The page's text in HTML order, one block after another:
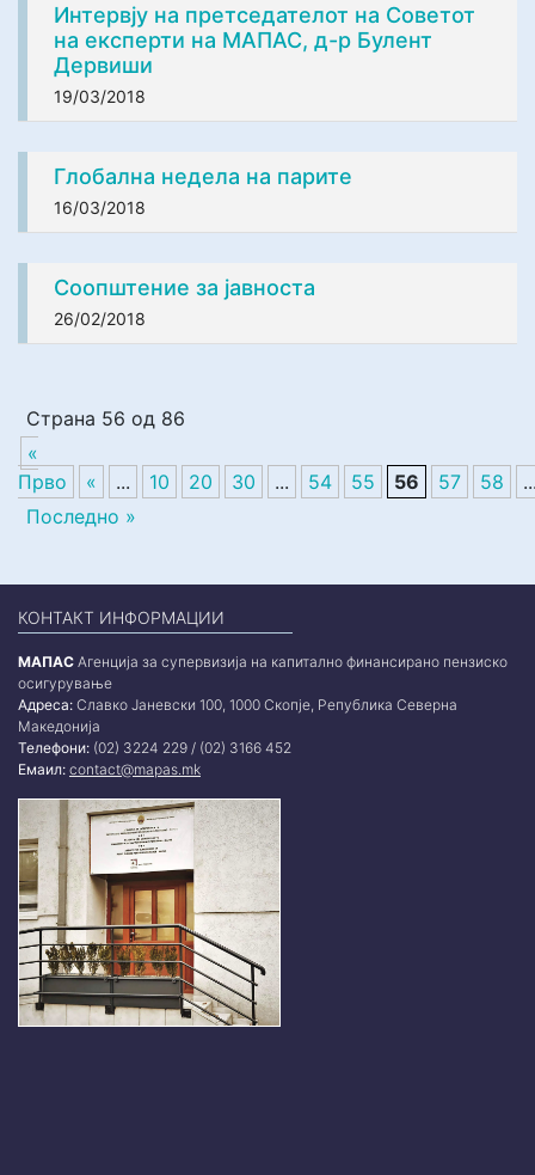
Интервју на претседателот на Советот
на експерти на МАПАС, д-р Булент
Дервиши
19/03/2018
Глобална недела на парите
16/03/2018
Соопштение за јавноста
26/02/2018
Страна 56 од 86
«
Прво
« ... 10 20 30 ... 54 55 56 57 58
Последно »
КОНТАКТ ИНФОРМАЦИИ
МАПАС Агенција за супервизија на капитално финансирано пензиско
осигурување
Адреса: Славко Јаневски 100, 1000 Скопје, Република Северна
Македонија
Телефони: (02) 3224 229 / (02) 3166 452
Емаил: contact@mapas.mk